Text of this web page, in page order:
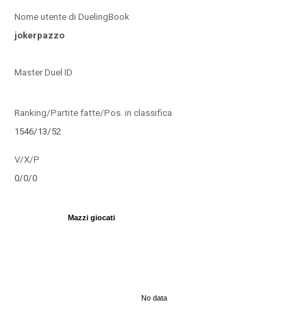
Nome utente di DuelingBook
jokerpazzo
Master Duel ID
Ranking/Partite fatte/Pos. in classifica
1546/13/52
V/X/P
0/0/0
Mazzi giocati
No data